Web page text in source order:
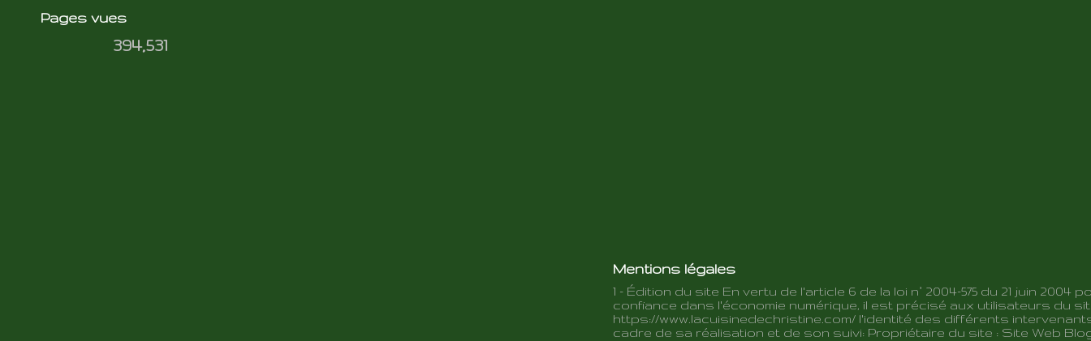
Pages vues
394,531
Mentions légales
1 - Édition du site En vertu de l'article 6 de la loi n° 2004-575 du 21 juin 2004
confiance dans l'économie numérique, il est précisé aux utilisateurs du
https://www.lacuisinedechristine.com/ l'identité des différents
cadre de sa réalisation et de son suivi: Propriétaire du site : Site Web